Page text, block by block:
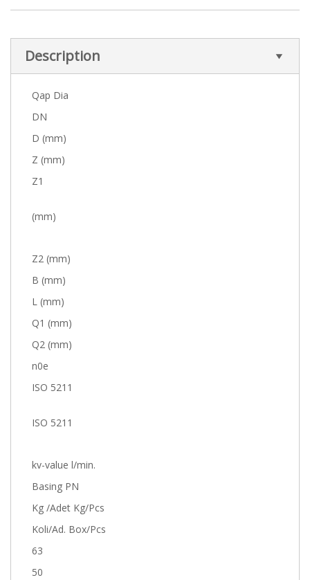
Description
Qap Dia
DN
D (mm)
Z (mm)
Z1
(mm)
Z2 (mm)
B (mm)
L (mm)
Q1 (mm)
Q2 (mm)
n0e
ISO 5211
ISO 5211
kv-value l/min.
Basing PN
Kg /Adet Kg/Pcs
Koli/Ad. Box/Pcs
63
50